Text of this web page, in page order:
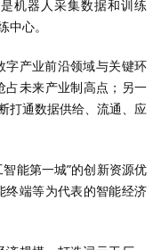
机器人采集数据和训练
中心。
字产业前沿领域与关键环
占未来产业制高点；另一
打通数据供给、流通、应
能第一城”的创新资源优
终端等为代表的智能经济